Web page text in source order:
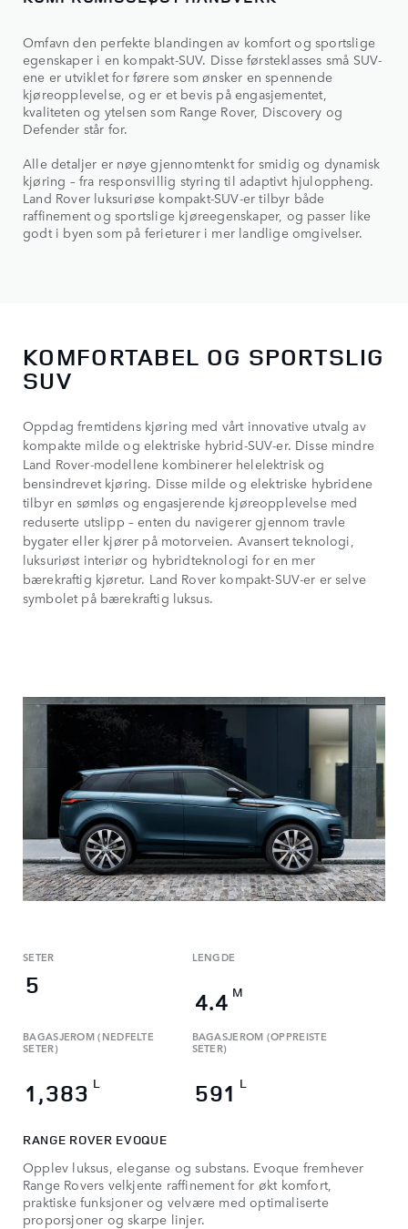
Omfavn den perfekte blandingen av komfort og sportslige
egenskaper i en kompakt-SUV. Disse førsteklasses små SUV-
ene er utviklet for førere som ønsker en spennende
kjøreopplevelse, og er et bevis på engasjementet,
kvaliteten og ytelsen som Range Rover, Discovery og
Defender står for.
Alle detaljer er nøye gjennomtenkt for smidig og dynamisk
kjøring – fra responsvillig styring til adaptivt hjuloppheng.
Land Rover luksuriøse kompakt-SUV-er tilbyr både
raffinement og sportslige kjøreegenskaper, og passer like
godt i byen som på ferieturer i mer landlige omgivelser.
KOMFORTABEL OG SPORTSLIG
SUV
Oppdag fremtidens kjøring med vårt innovative utvalg av
kompakte milde og elektriske hybrid-SUV-er. Disse mindre
Land Rover-modellene kombinerer helelektrisk og
bensindrevet kjøring. Disse milde og elektriske hybridene
tilbyr en sømløs og engasjerende kjøreopplevelse med
reduserte utslipp – enten du navigerer gjennom travle
bygater eller kjører på motorveien. Avansert teknologi,
luksuriøst interiør og hybridteknologi for en mer
bærekraftig kjøretur. Land Rover kompakt-SUV-er er selve
symbolet på bærekraftig luksus.
SETER
5
LENGDE
4.4 M
BAGASJEROM (NEDFELTE
SETER)
1,383 L
BAGASJEROM (OPPREISTE
SETER)
591 L
RANGE ROVER EVOQUE
Opplev luksus, eleganse og substans. Evoque fremhever
Range Rovers velkjente raffinement for økt komfort,
praktiske funksjoner og velvære med optimaliserte
proporsjoner og skarpe linjer.